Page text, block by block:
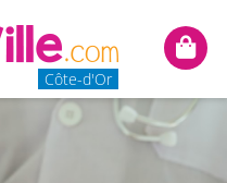
Côte-d'Or
Mon